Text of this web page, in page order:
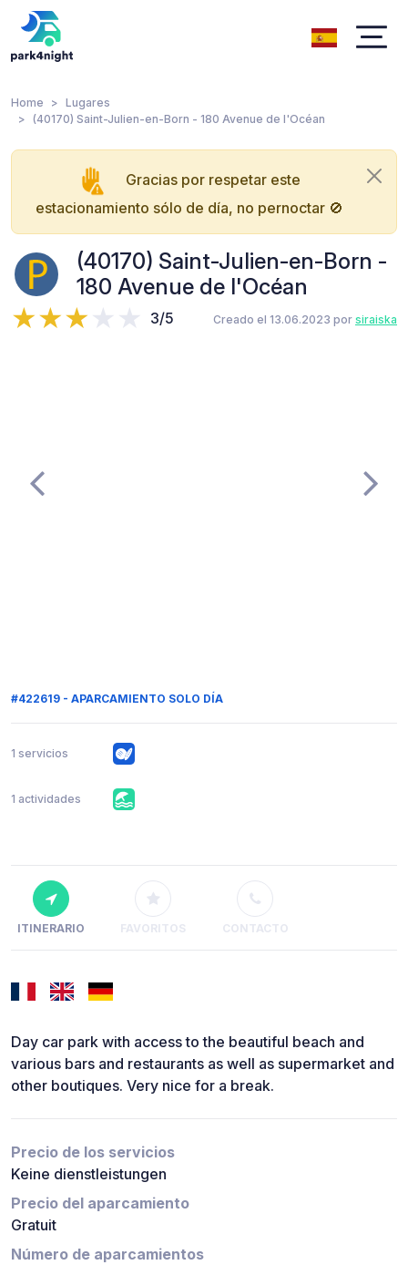
Home
Lugares
(40170) Saint-Julien-en-Born - 180 Avenue de l'Océan
Gracias por respetar este
estacionamiento sólo de día, no pernoctar 🚫
(40170) Saint-Julien-en-Born -
180 Avenue de l'Océan
3/5 Creado el 13.06.2023 por siraiska
#422619 - APARCAMIENTO SOLO DÍA
1 servicios
1 actividades
ITINERARIO FAVORITOS CONTACTO
Day car park with access to the beautiful beach and
various bars and restaurants as well as supermarket and
other boutiques. Very nice for a break.
Precio de los servicios
Keine dienstleistungen
Precio del aparcamiento
Gratuit
Número de aparcamientos